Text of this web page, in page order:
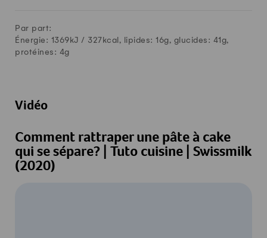
Par part:
Énergie: 1369kJ / 327 kcal, lipides: 16g, glucides: 41 g,
protéines: 4g
Vidéo
Comment rattraper une pâte à cake
qui se sépare? | Tuto cuisine | Swissmilk
(2020)